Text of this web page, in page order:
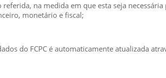
na medida em que esta seja
monetário e fiscal;
do FCPC é automaticamente atualizada